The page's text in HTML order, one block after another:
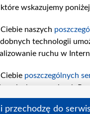
wskazujemy
naszych
technologii
ruchu w
poszczególnych
w serwisach
celów i
przechodzę do